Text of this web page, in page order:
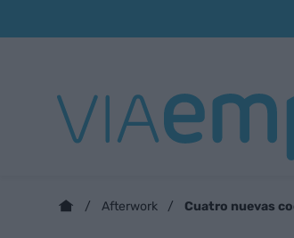
Afterwork Cuatro nuevas